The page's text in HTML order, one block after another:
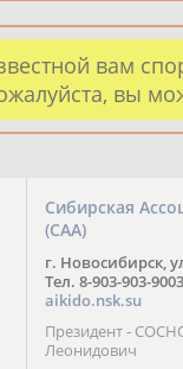
вам
вы
Сибирская
(САА)
г. Новосибирск,
Тел. 8-903-903-9003
aikido.nsk.su
Президент -
Леонидович